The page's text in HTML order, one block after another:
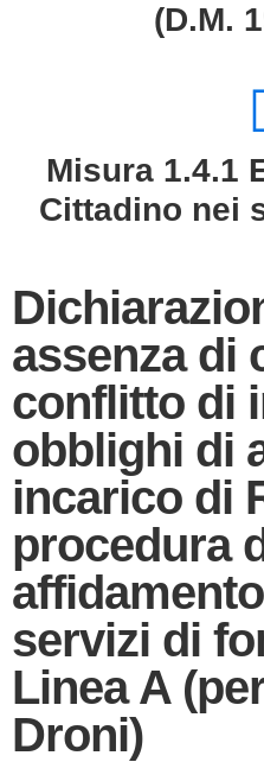
(D.M.
Misura 1.4.1
Cittadino nei
assenza di
conflitto di
obblighi di
incarico di
procedura
servizi di
Linea A
Droni)